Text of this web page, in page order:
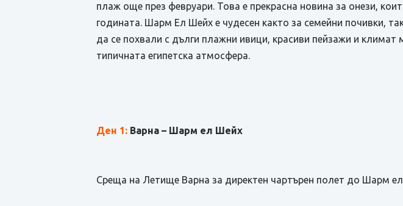
плаж още през февруари. Това е прекрасна новина за онези,
годината. Шарм Ел Шейх е чудесен както за семейни почивки,
да се похвали с дълги плажни ивици, красиви пейзажи и
типичната египетска атмосфера.
Ден 1: Варна – Шарм ел Шейх
Среща на Летище Варна за директен чартърен полет до Шарм